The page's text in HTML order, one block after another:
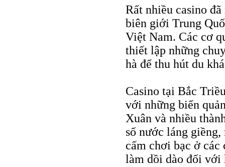
Rất nhiều casino
biên giới Trung
Việt Nam. Các cơ
thiết lập những
hà để thu hút du
Casino tại Bắc
với những biển
Xuân và nhiều
số nước láng
cấm chơi bạc ở các
làm dồi dào đối với